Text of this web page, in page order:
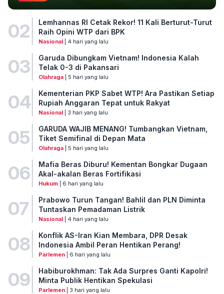
02
Lemhannas RI Cetak Rekor! 11 Kali Berturut-Turut
Raih Opini WTP dari BPK
Nasional| 4 hari yang lalu
03
Garuda Dibungkam Vietnam! Indonesia Kalah
Telak 0-3 di Pakansari
Olahraga| 5 hari yang lalu
04
Kementerian PKP Sabet WTP! Ara Pastikan Setiap
Rupiah Anggaran Tepat untuk Rakyat
Nasional| 3 hari yang lalu
05
GARUDA WAJIB MENANG! Tumbangkan Vietnam,
Tiket Semifinal di Depan Mata
Olahraga| 5 hari yang lalu
06
Mafia Beras Diburu! Kementan Bongkar Dugaan
Akal-akalan Beras Fortifikasi
Hukum| 6 hari yang lalu
07
Prabowo Turun Tangan! Bahlil dan PLN Diminta
Tuntaskan Pemadaman Listrik
Nasional| 4 hari yang lalu
08
Konflik AS-Iran Kian Membara, DPR Desak
Indonesia Ambil Peran Hentikan Perang!
Parlemen| 6 hari yang lalu
09
Habiburokhman: Tak Ada Surpres Ganti Kapolri!
Minta Publik Hentikan Spekulasi
Parlemen| 3 hari yang lalu